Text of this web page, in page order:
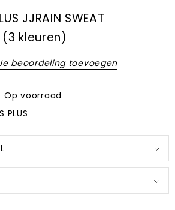
JJRAIN SWEAT
(3 kleuren)
beoordeling toevoegen
Op voorraad
PLUS